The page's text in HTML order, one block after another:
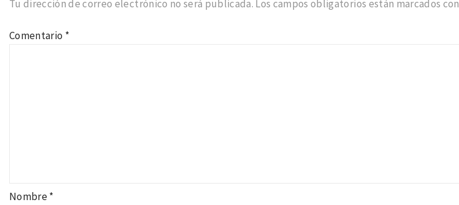
Tu dirección de correo electrónico no será publicada. Los campos obligatorios están marcados con
Comentario *
Nombre*